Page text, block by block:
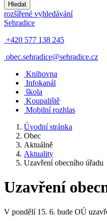
Hledat
rozšířené vyhledávání
Sehradice
+420 577 138 245
obec.sehradice@sehradice.cz
Knihovna
Infokanál
škola
Koupaliště
Mobilní rozhlas
Úvodní stránka
Obec
Aktuálně
Aktuality
Uzavření obecního úřadu
Uzavření
V pondělí 15. 6. bude OÚ